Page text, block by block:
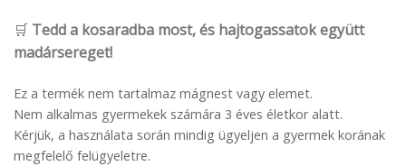
🛒 Tedd a kosaradba most, és hajtogassatok együtt
madársereget!
Ez a termék nem tartalmaz mágnest vagy elemet.
Nem alkalmas gyermekek számára 3 éves életkor alatt.
Kérjük, a használata során mindig ügyeljen a gyermek korának
megfelelő felügyeletre.